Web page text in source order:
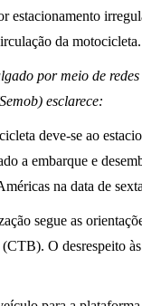
estacionamento
da motocicleta.
por meio de
esclarece:
deve-se ao
a embarque e
na data de
segue as
O desrespeito